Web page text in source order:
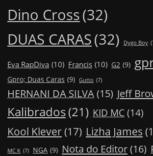
Dino Cross(32)
DUAS CARAS(32) Dygo Boy
Eva RapDiva (10) Francis (10) G2 (9)
Gpro; Duas Caras (9) Gutto (7)
HERNANI DA SILVA(15) Jeff
Kalibrados(21) KID MC (14)
Kool Klever (17) Lizha James
MC K (7) NGA (9) Nota do Editor(16)